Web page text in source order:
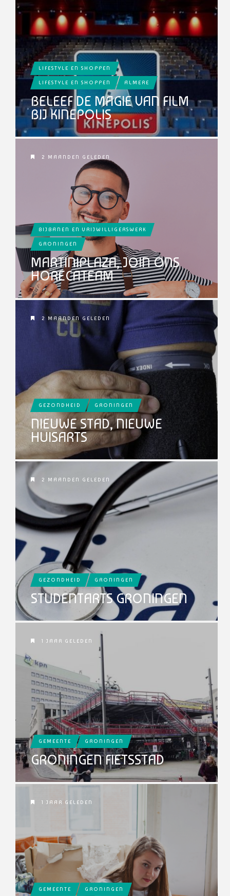
LIFESTYLE EN SHOPPEN
LIFESTYLE EN SHOPPEN ALMERE
BELEEF DE MAGIE VAN FILM
BIJ KINEPOLIS
2 MAANDEN GELEDEN
BIJBANEN EN VRIJWILLIGERSWERK
GRONINGEN
MARTINIPLAZA, JOIN ONS
HORECATEAM
2 MAANDEN GELEDEN
GEZONDHEID GRONINGEN
NIEUWE STAD, NIEUWE
HUISARTS
2 MAANDEN GELEDEN
GEZONDHEID GRONINGEN
STUDENTARTS GRONINGEN
1 JAAR GELEDEN
GEMEENTE GRONINGEN
GRONINGEN FIETSSTAD
1 JAAR GELEDEN
GEMEENTE GRONINGEN